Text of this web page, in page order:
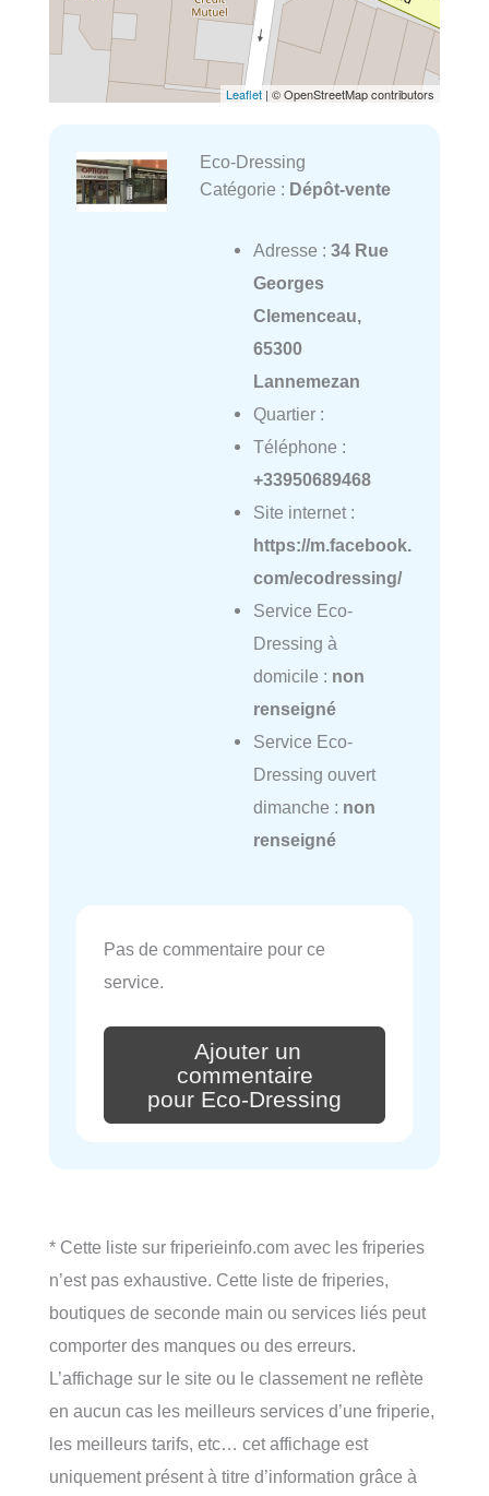
Leaflet | © OpenStreetMap contributors
Eco-Dressing
Catégorie : Dépôt-vente
Adresse : 34 Rue
Georges
Clemenceau,
65300
Lannemezan
Quartier :
Téléphone :
+33950689468
Site internet :
https://m.facebook.
com/ecodressing/
Service Eco-
Dressing à
domicile : non
renseigné
Service Eco-
Dressing ouvert
dimanche : non
renseigné
Pas de commentaire pour ce
service.
Ajouter un
commentaire
pour Eco-Dressing
* Cette liste sur friperieinfo.com avec les friperies
n’est pas exhaustive. Cette liste de friperies,
boutiques de seconde main ou services liés peut
comporter des manques ou des erreurs.
L’affichage sur le site ou le classement ne reflète
en aucun cas les meilleurs services d’une friperie,
les meilleurs tarifs, etc… cet affichage est
uniquement présent à titre d’information grâce à